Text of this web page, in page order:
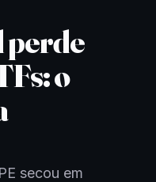
o
secou em